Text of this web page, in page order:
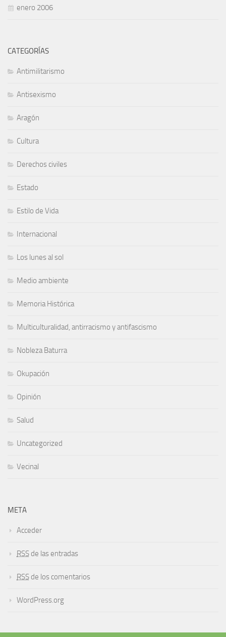
enero 2006
CATEGORÍAS
Antimilitarismo
Antisexismo
Aragón
Cultura
Derechos civiles
Estado
Estilo de Vida
Internacional
Los lunes al sol
Medio ambiente
Memoria Histórica
Multiculturalidad, antirracismo y antifascismo
Nobleza Baturra
Okupación
Opinión
Salud
Uncategorized
Vecinal
META
Acceder
RSS de las entradas
RSS de los comentarios
WordPress.org